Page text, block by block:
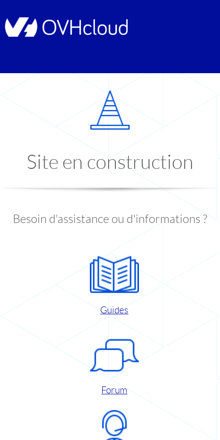
Site en construction
Besoin d'assistance ou d'informations ?
Guides
Forum